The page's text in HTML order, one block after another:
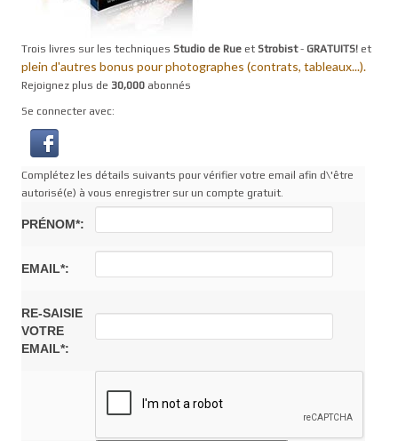
Trois livres sur les techniques Studio de Rue et Strobist- GRATUITS! et
plein d'autres bonus pour photographes (contrats, tableaux...).
Rejoignez plus de 30,000 abonnés
Se connecter avec:
Complétez les détails suivants pour vérifier votre email afin d\'être
autorisé(e) à vous enregistrer sur un compte gratuit.
PRÉNOM*:
EMAIL*:
RE-SAISIE
VOTRE
EMAIL*: